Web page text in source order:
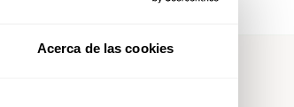
Acerca de las cookies